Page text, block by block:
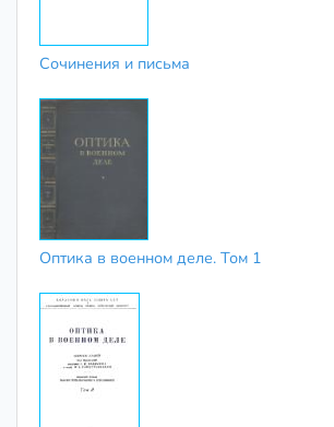
Сочинения и письма
Оптика в военном деле. Том 1